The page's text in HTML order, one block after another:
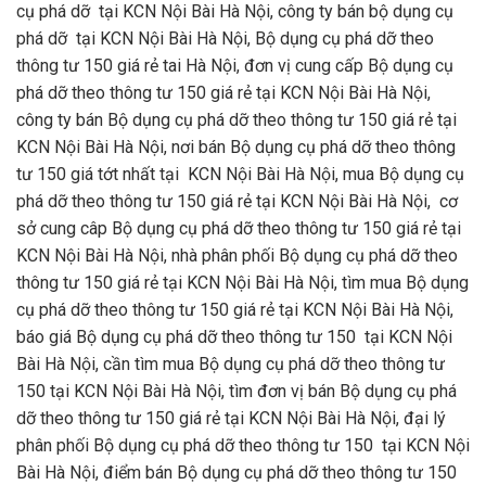
cụ phá dỡ tại KCN Nội Bài Hà Nội, công ty bán bộ dụng cụ
phá dỡ tại KCN Nội Bài Hà Nội, Bộ dụng cụ phá dỡ theo
thông tư 150 giá rẻ tai Hà Nội, đơn vị cung cấp Bộ dụng cụ
phá dỡ theo thông tư 150 giá rẻ tại KCN Nội Bài Hà Nội,
công ty bán Bộ dụng cụ phá dỡ theo thông tư 150 giá rẻ tại
KCN Nội Bài Hà Nội, nơi bán Bộ dụng cụ phá dỡ theo thông
tư 150 giá tớt nhất tại KCN Nội Bài Hà Nội, mua Bộ dụng cụ
phá dỡ theo thông tư 150 giá rẻ tại KCN Nội Bài Hà Nội, cơ
sở cung câp Bộ dụng cụ phá dỡ theo thông tư 150 giá rẻ tại
KCN Nội Bài Hà Nội, nhà phân phối Bộ dụng cụ phá dỡ theo
thông tư 150 giá rẻ tại KCN Nội Bài Hà Nội, tìm mua Bộ dụng
cụ phá dỡ theo thông tư 150 giá rẻ tại KCN Nội Bài Hà Nội,
báo giá Bộ dụng cụ phá dỡ theo thông tư 150 tại KCN Nội
Bài Hà Nội, cần tìm mua Bộ dụng cụ phá dỡ theo thông tư
150 tại KCN Nội Bài Hà Nội, tìm đơn vị bán Bộ dụng cụ phá
dỡ theo thông tư 150 giá rẻ tại KCN Nội Bài Hà Nội, đại lý
phân phối Bộ dụng cụ phá dỡ theo thông tư 150 tại KCN Nội
Bài Hà Nội, điểm bán Bộ dụng cụ phá dỡ theo thông tư 150